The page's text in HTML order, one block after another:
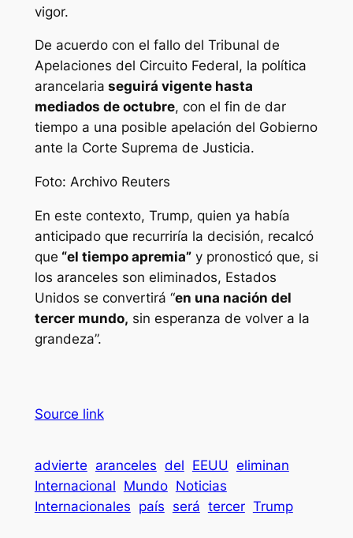
vigor.
De acuerdo con el fallo del Tribunal de
Apelaciones del Circuito Federal, la política
arancelaria seguirá vigente hasta
mediados de octubre, con el fin de dar
tiempo a una posible apelación del Gobierno
ante la Corte Suprema de Justicia.
Foto: Archivo Reuters
En este contexto, Trump, quien ya había
anticipado que recurriría la decisión, recalcó
que “el tiempo apremia”y pronosticó que, si
los aranceles son eliminados, Estados
Unidos se convertirá “en una nación del
tercer mundo, sin esperanza de volver a la
grandeza”.
Source link
advierte aranceles del EEUU eliminan
Internacional Mundo Noticias
Internacionales país será tercer Trump